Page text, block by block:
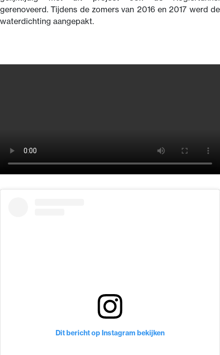
gerenoveerd. Tijdens de zomers van 2016 en 2017 werd de
waterdichting aangepakt.
Dit bericht op Instagram bekijken